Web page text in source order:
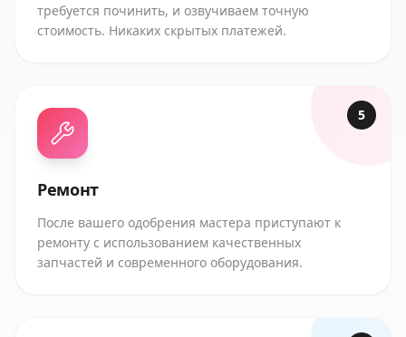
требуется починить, и озвучиваем точную
стоимость. Никаких скрытых платежей.
5
Ремонт
После вашего одобрения мастера приступают к
ремонту с использованием качественных
запчастей и современного оборудования.